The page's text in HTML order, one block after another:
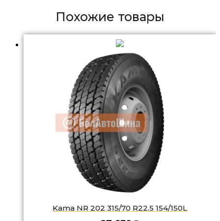
Похожие товары
Kama NR 202 315/70 R22.5 154/150L